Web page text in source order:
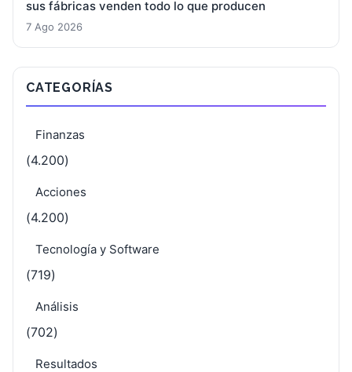
sus fábricas venden todo lo que producen
7 Ago 2026
CATEGORÍAS
Finanzas
(4.200)
Acciones
(4.200)
Tecnología y Software
(719)
Análisis
(702)
Resultados